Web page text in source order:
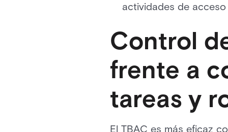
actividades de
Control
frente a
tareas y
El TBAC es más eficaz